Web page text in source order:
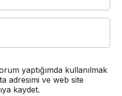
yaptığımda kullanılmak
adresimi ve web site
kaydet.